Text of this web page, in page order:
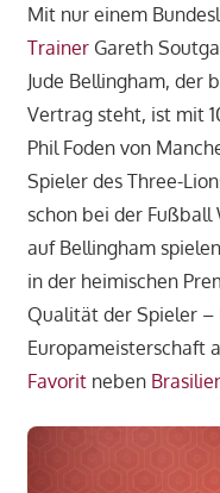
Mit nur einem
TrainerGareth
Jude Bellingham, der
Vertrag steht, ist mit
Phil Foden von
Spieler des Three-
schon bei der Fußball
auf Bellingham
in der heimischen
Qualität der Spieler –
Europameisterschaft
Favoritneben